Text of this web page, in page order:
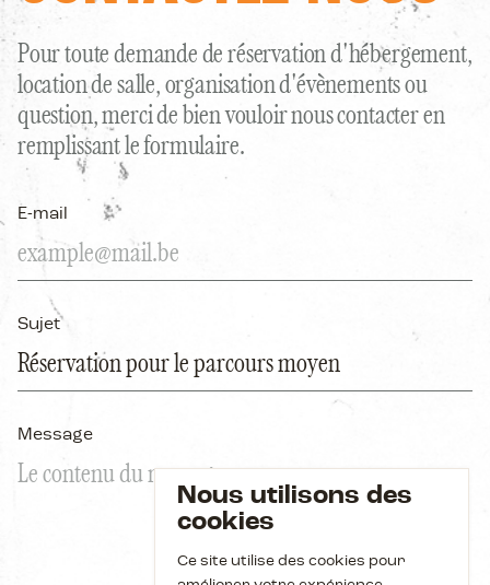
8 PERSONNES
L'AUBERGE
4 OU 6 PERSONNES
LES APPARTEMENTS
6 PERSONNES
Pour toute demande de réservation d'hébergement,
location de salle, organisation d'évènements ou
question, merci de bien vouloir nous contacter en
remplissant le formulaire.
E-mail
Sujet
Message
NAVIGATION
Ride
Eat
Party
Sleep
Teambuilding
NOTRE NEWSLETTER
La seule newsletter qui vaille la peine d'être lue 😎. Inscrivez-
vous maintenant pour recevoir les offres et actualités du
Domaine Bilstain.
Adresse e-mail
Nous utilisons des
cookies
Ce site utilise des cookies pour